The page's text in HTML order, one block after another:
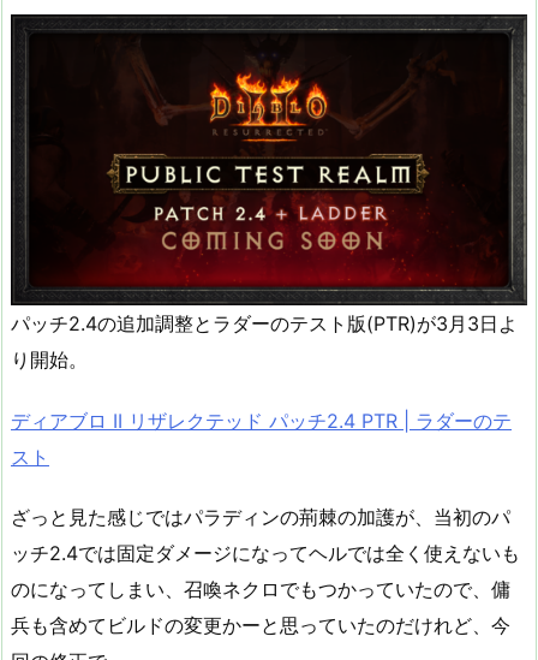
パッチ2.4の追加調整とラダーのテスト版(PTR)が3月3日よ
り開始。
ディアブロ II リザレクテッド パッチ2.4 PTR | ラダーのテ
スト
ざっと見た感じではパラディンの荊棘の加護が、当初のパ
ッチ2.4では固定ダメージになってヘルでは全く使えないも
のになってしまい、召喚ネクロでもつかっていたので、傭
兵も含めてビルドの変更かーと思っていたのだけれど、今